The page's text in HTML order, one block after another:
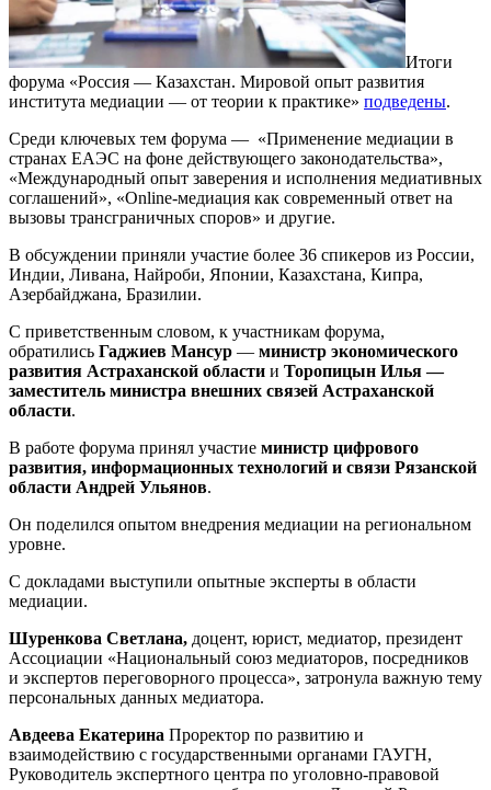
Итоги
форума «Россия — Казахстан. Мировой опыт развития
института медиации — от теории к практике» подведены.
Среди ключевых тем форума — «Применение медиации в
странах ЕАЭС на фоне действующего законодательства»,
«Международный опыт заверения и исполнения медиативных
соглашений», «Online-медиация как современный ответ на
вызовы трансграничных споров» и другие.
В обсуждении приняли участие более 36 спикеров из России,
Индии, Ливана, Найроби, Японии, Казахстана, Кипра,
Азербайджана, Бразилии.
С приветственным словом, к участникам форума,
обратились Гаджиев Мансур — министр экономического
развития Астраханской области и Торопицын Илья —
заместитель министра внешних связей Астраханской
области.
В работе форума принял участие министр цифрового
развития, информационных технологий и связи Рязанской
области Андрей Ульянов.
Он поделился опытом внедрения медиации на региональном
уровне.
С докладами выступили опытные эксперты в области
медиации.
Шуренкова Светлана, доцент, юрист, медиатор, президент
Ассоциации «Национальный союз медиаторов, посредников
и экспертов переговорного процесса», затронула важную тему
персональных данных медиатора.
Авдеева Екатерина Проректор по развитию и
взаимодействию с государственными органами ГАУГН,
Руководитель экспертного центра по уголовно-правовой